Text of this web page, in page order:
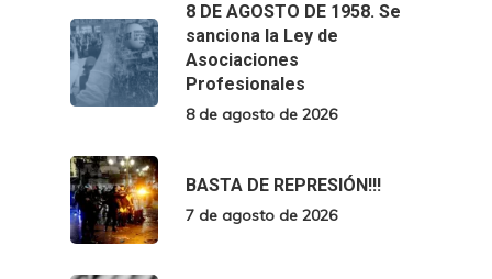
8 DE AGOSTO DE 1958. Se
sanciona la Ley de
Asociaciones
Profesionales
8 de agosto de 2026
BASTA DE REPRESIÓN!!!
7 de agosto de 2026